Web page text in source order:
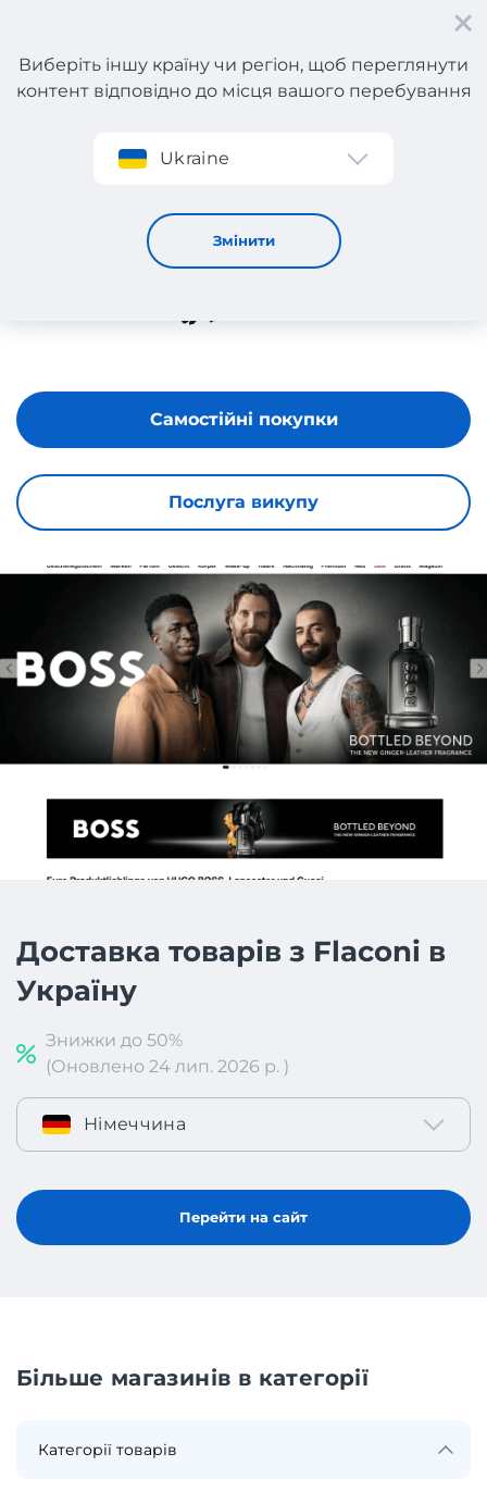
Реєстрація
Виберіть іншу країну чи регіон, щоб переглянути
контент відповідно до місця вашого перебування
Ukraine
Змінити
Flaconi
Послуга викупу
Самостійні покупки
Доставка товарів з Flaconi в
Україну
Знижки до 50%
(Оновлено 24 лип. 2026 р. )
Німеччина
Перейти на сайт
Більше магазинів в категорії